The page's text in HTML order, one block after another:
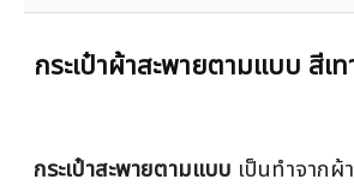
กระเป๋าผ้าสะพายตามแบบ สีเ
กระเป๋าสะพายตามแบบ เป็นทำจาก